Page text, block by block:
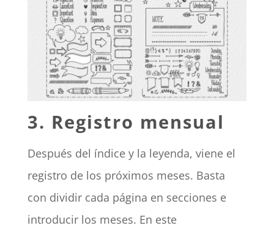
3. Registro mensual
Después del índice y la leyenda, viene el
registro de los próximos meses. Basta
con dividir cada página en secciones e
introducir los meses. En este